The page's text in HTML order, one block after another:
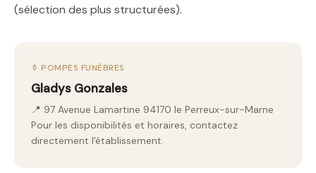
(sélection des plus structurées).
⚱️ POMPES FUNÈBRES
Gladys Gonzales
📍 97 Avenue Lamartine 94170 le Perreux-sur-Marne
Pour les disponibilités et horaires, contactez
directement l'établissement.